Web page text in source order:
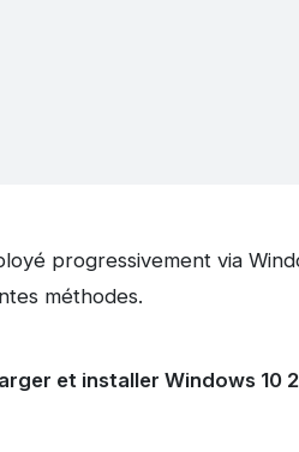
progressivement via
méthodes.
et installer Windows 10